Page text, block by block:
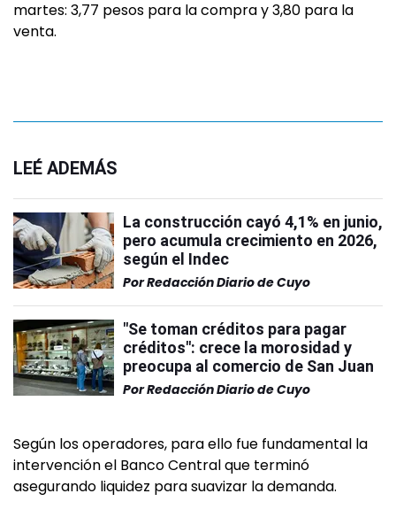
martes: 3,77 pesos para la compra y 3,80 para la
venta.
LEÉ ADEMÁS
La construcción cayó 4,1% en junio,
pero acumula crecimiento en 2026,
según el Indec
PorRedacción Diario de Cuyo
"Se toman créditos para pagar
créditos": crece la morosidad y
preocupa al comercio de San Juan
PorRedacción Diario de Cuyo
Según los operadores, para ello fue fundamental la
intervención el Banco Central que terminó
asegurando liquidez para suavizar la demanda.